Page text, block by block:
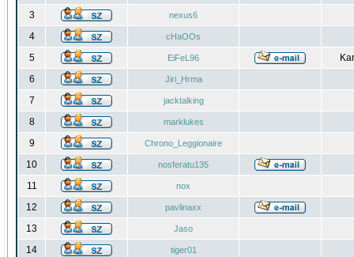
3 nexus6
4 cHaOOs
5 EiFeL96
6
Jiri_Hrma
7 jacktalking
8 marklukes
9 Chrono_Leggionaire
10 nosferatu135
11 nox
12 pavlinaxx
13 Jaso
14 tiger01